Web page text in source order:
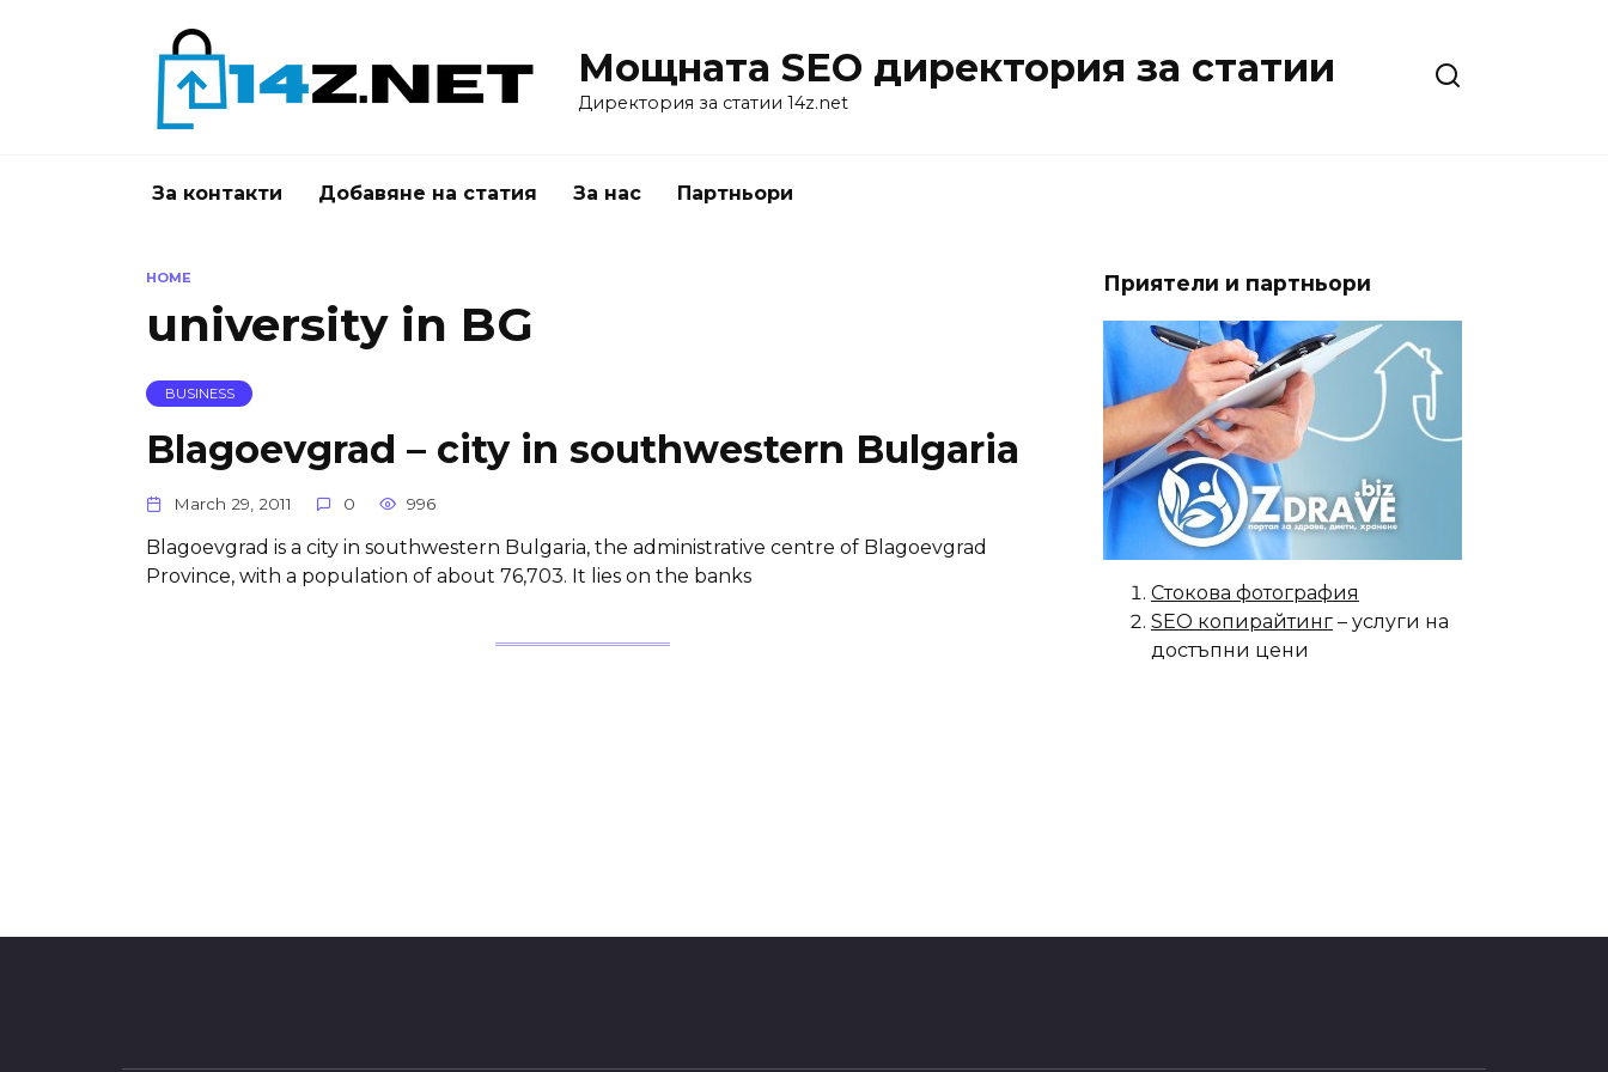
Мощната SEO директория за статии
Директория за статии 14z.net
За контакти Добавяне на статия За нас Партньори
HOME
university in BG
BUSINESS
Blagoevgrad – city in southwestern Bulgaria
March 29, 2011 0 996
Blagoevgrad is а city in southwestern Bulgaria, the administrative centre of Blagoevgrad
Province, with a population of about 76,703. It lies on the banks
Приятели и партньори
Стокова фотография
SEO копирайтинг – услуги на
достъпни цени